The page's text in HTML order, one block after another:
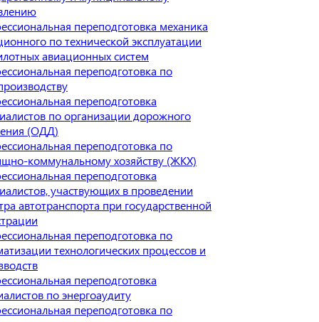
переподготовка механика
по технической эксплуатации
авиационных систем
переподготовка по
переподготовка
по организации дорожного
(ОДД)
переподготовка по
коммунальному хозяйству (ЖКХ)
переподготовка
участвующих в проведении
автотранспорта при государственной
переподготовка по
технологических процессов и
переподготовка
по энергоаудиту
переподготовка по